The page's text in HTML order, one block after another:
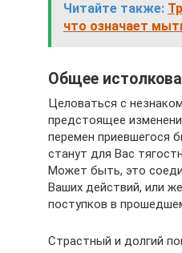
Читайте также:
что означает
Общее
Целоваться с
предстоящее
перемен приевшегося
станут для Вас
Может быть, это
Ваших действий, или
поступков в
Страстный и долгий